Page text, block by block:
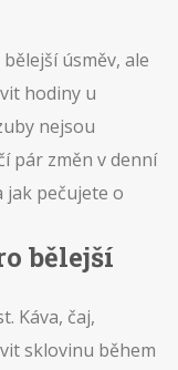
úsměv, ale
hodiny u
nejsou
pár změn v denní
jak pečujete o
bělejší
Káva, čaj,
sklovinu během